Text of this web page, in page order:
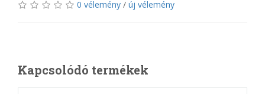
0 vélemény / új vélemény
Kapcsolódó termékek